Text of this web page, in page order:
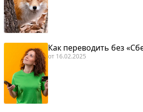
Как переводить без
от 16.02.2025